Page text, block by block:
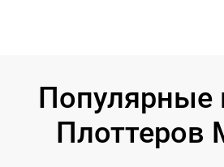
Популярные
Плоттеров